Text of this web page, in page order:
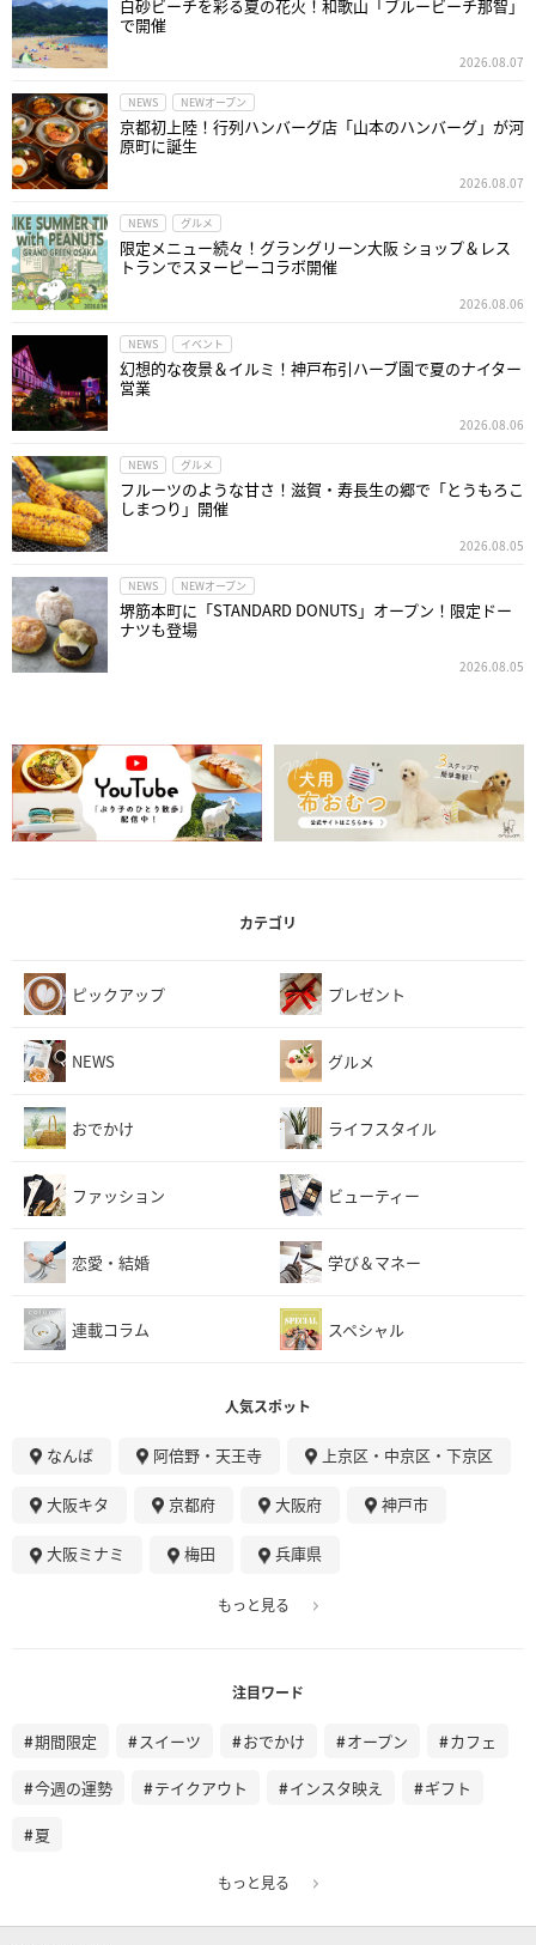
白砂ビーチを彩る夏の花火！和歌山「ブルービーチ那智」
で開催
2026.08.07
NEWS NEWオープン
京都初上陸！行列ハンバーグ店「山本のハンバーグ」が河
原町に誕生
2026.08.07
NEWS グルメ
限定メニュー続々！グラングリーン大阪 ショップ＆レス
トランでスヌーピーコラボ開催
2026.08.06
NEWS イベント
幻想的な夜景＆イルミ！神戸布引ハーブ園で夏のナイター
営業
2026.08.06
NEWS グルメ
フルーツのような甘さ！滋賀・寿長生の郷で「とうもろこ
しまつり」開催
2026.08.05
NEWS NEWオープン
堺筋本町に「STANDARD DONUTS」オープン！限定ドー
ナツも登場
2026.08.05
カテゴリ
ピックアップ プレゼント
NEWS グルメ
おでかけ ライフスタイル
ファッション ビューティー
恋愛・結婚 学び＆マネー
連載コラム スペシャル
人気スポット
なんば 阿倍野・天王寺 上京区・中京区・下京区
大阪キタ 京都府 大阪府 神戸市
大阪ミナミ 梅田 兵庫県
もっと見る
注目ワード
期間限定 スイーツ おでかけ オープン カフェ
今週の運勢 テイクアウト インスタ映え ギフト
夏
もっと見る